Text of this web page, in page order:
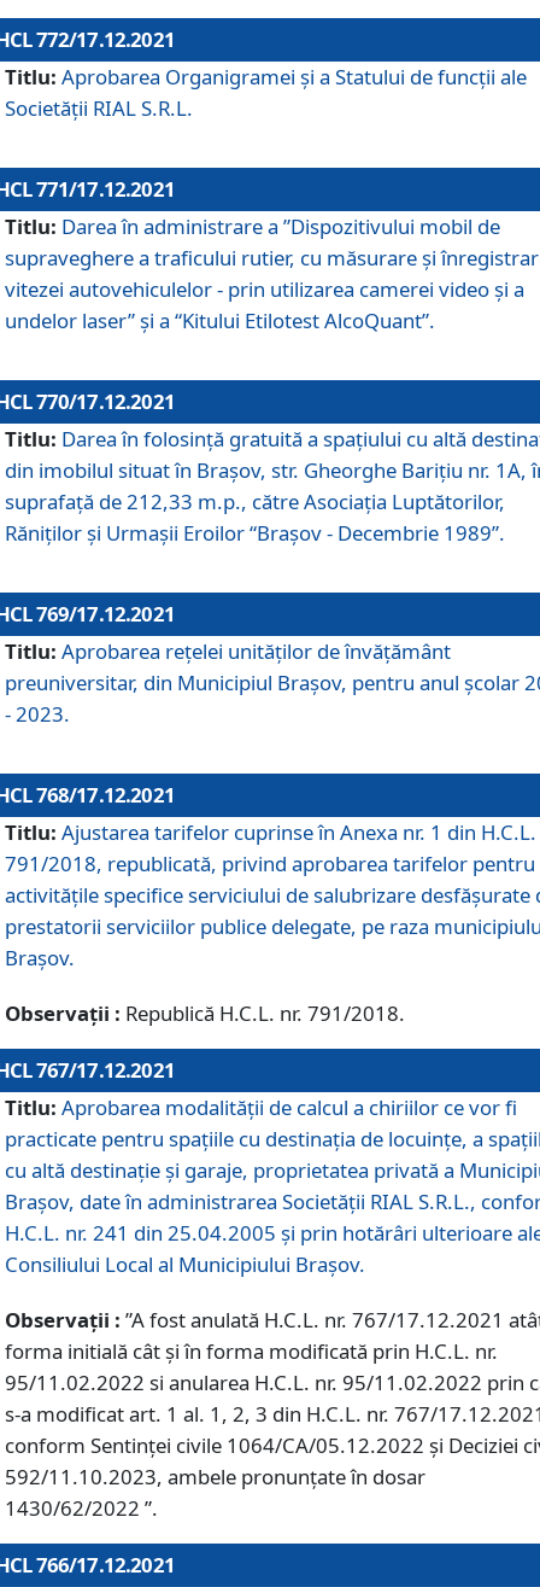
772/17.12.2021
Titlu: Aprobarea Organigramei şi a Statului de funcţii ale
Societăţii RIAL S.R.L.
771/17.12.2021
Titlu: Darea în administrare a ”Dispozitivului mobil de
supraveghere a traficului rutier, cu măsurare și
vitezei autovehiculelor - prin utilizarea camerei video și a
undelor laser” și a “Kitului Etilotest AlcoQuant”.
770/17.12.2021
Titlu: Darea în folosinţă gratuită a spaţiului cu altă
din imobilul situat în Braşov, str. Gheorghe Bariţiu nr. 1A,
suprafaţă de 212,33 m.p., către Asociaţia Luptătorilor,
Răniţilor şi Urmaşii Eroilor “Braşov - Decembrie 1989”.
769/17.12.2021
Titlu: Aprobarea reţelei unităţilor de învăţământ
preuniversitar, din Municipiul Braşov, pentru anul şcolar
- 2023.
768/17.12.2021
Titlu: Ajustarea tarifelor cuprinse în Anexa nr. 1 din H.C.L.
791/2018, republicată, privind aprobarea tarifelor pentru
activităţile specifice serviciului de salubrizare desfăşurate
prestatorii serviciilor publice delegate, pe raza
Braşov.
Observații : Republică H.C.L. nr. 791/2018.
767/17.12.2021
Titlu: Aprobarea modalității de calcul a chiriilor ce vor fi
practicate pentru spaţiile cu destinaţia de locuinţe, a
cu altă destinaţie şi garaje, proprietatea privată a
Braşov, date în administrarea Societăţii RIAL S.R.L.,
H.C.L. nr. 241 din 25.04.2005 și prin hotărâri ulterioare
Consiliului Local al Municipiului Braşov.
Observații : ”A fost anulată H.C.L. nr. 767/17.12.2021
forma initială cât și în forma modificată prin H.C.L. nr.
95/11.02.2022 si anularea H.C.L. nr. 95/11.02.2022 prin
s-a modificat art. 1 al. 1, 2, 3 din H.C.L. nr. 767/
conform Sentinței civile 1064/CA/05.12.2022 și Deciziei
592/11.10.2023, ambele pronunțate în dosar
1430/62/2022 ”.
766/17.12.2021